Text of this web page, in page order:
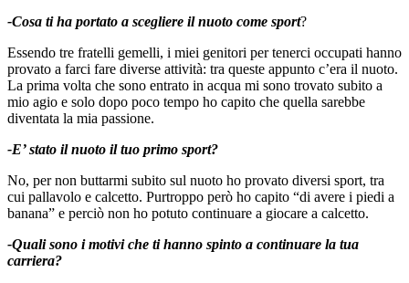
-Cosa ti ha portato a scegliere il nuoto come sport?
Essendo tre fratelli gemelli, i miei genitori per tenerci occupati hanno
provato a farci fare diverse attività: tra queste appunto c’era il nuoto.
La prima volta che sono entrato in acqua mi sono trovato subito a
mio agio e solo dopo poco tempo ho capito che quella sarebbe
diventata la mia passione.
-E’ stato il nuoto il tuo primo sport?
No, per non buttarmi subito sul nuoto ho provato diversi sport, tra
cui pallavolo e calcetto. Purtroppo però ho capito “di avere i piedi a
banana” e perciò non ho potuto continuare a giocare a calcetto.
-Quali sono i motivi che ti hanno spinto a continuare la tua
carriera?